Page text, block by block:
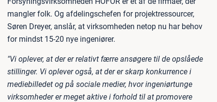
mangler folk. Og afdelingschefen for projektressourcer,
Søren Dreyer, anslår, at virksomheden netop nu har behov
for mindst 15-20 nye ingeniører.
"Vi oplever, at der er relativt færre ansøgere til de opslåede
stillinger. Vi oplever også, at der er skarp konkurrence i
mediebilledet og på sociale medier, hvor ingeniørtunge
virksomheder er meget aktive i forhold til at promovere